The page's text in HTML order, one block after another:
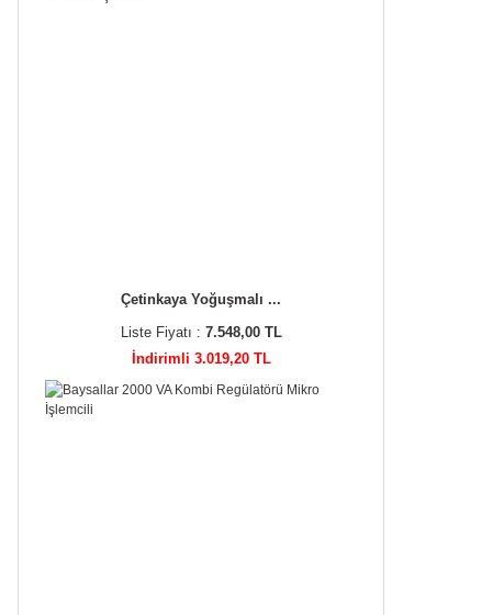
Çetinkaya Yoğuşmalı ...
Liste Fiyatı : 7.548,00 TL
İndirimli 3.019,20 TL